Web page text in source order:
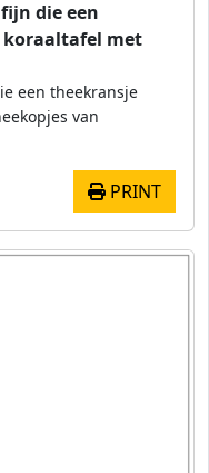
die een
koraaltafel met
een theekransje
van
PRINT